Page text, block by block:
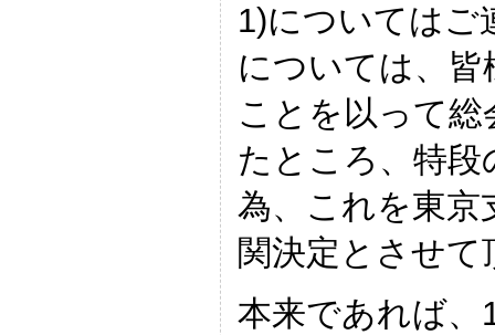
1)についてはご
については、
ことを以って
たところ、特
為、これを東京
関決定とさせて
本来であれば、